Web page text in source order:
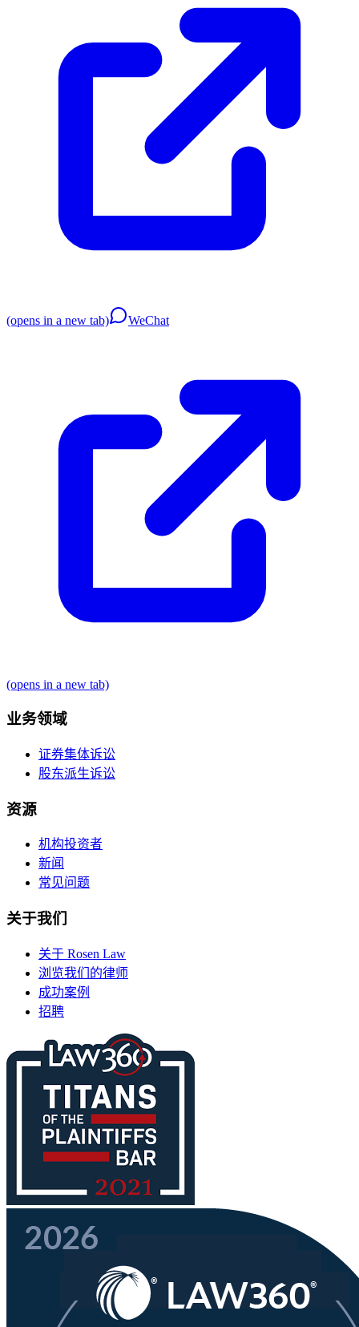
(opens in a new tab) WeChat
(opens in a new tab)
业务领域
证券集体诉讼
股东派生诉讼
资源
机构投资者
新闻
常见问题
关于我们
关于 Rosen Law
浏览我们的律师
成功案例
招聘